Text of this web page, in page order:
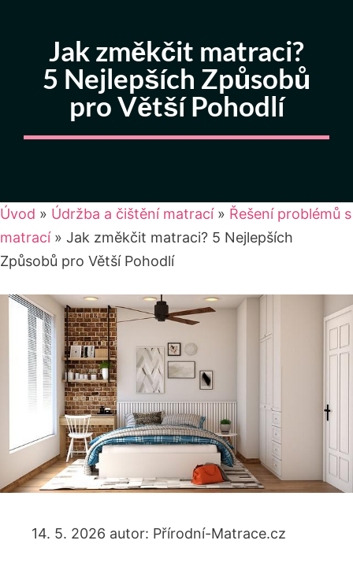
Jak změkčit matraci?
5 Nejlepších Způsobů
pro Větší Pohodlí
Úvod » Údržba a čištění matrací» Řešení problémů s
matrací» Jak změkčit matraci? 5 Nejlepších
Způsobů pro Větší Pohodlí
14. 5. 2026 autor: Přírodní-Matrace.cz